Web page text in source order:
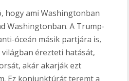
hogy ami Washingtonban
Washingtonban. A Trump-
óceán másik partjára is,
érezteti hatását,
akár akarják ezt
Ez konjunktúrát teremt a